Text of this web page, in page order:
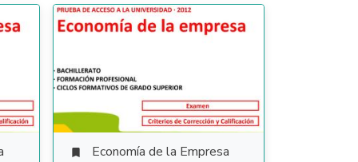
 Economía de la Empresa